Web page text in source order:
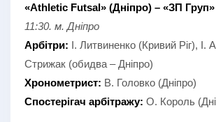
«Athletic Futsal» (Дніпро) – «ЗП
11:30. м. Дніпро
Арбітри: І. Литвиненко (Кривий Ріг), І.
Стрижак (обидва – Дніпро)
Хронометрист: В. Головко (Дніпро)
Спостерігач арбітражу: О. Король